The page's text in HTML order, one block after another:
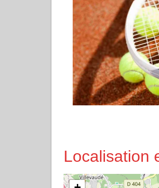
Localisation